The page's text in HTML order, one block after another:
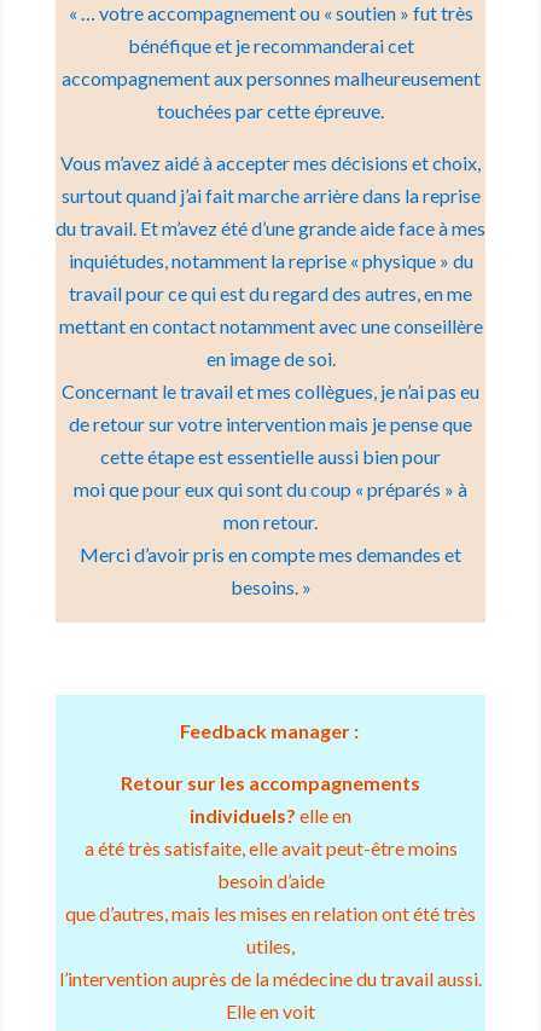
« … votre accompagnement ou « soutien » fut très
bénéfique et je recommanderai cet
accompagnement aux personnes malheureusement
touchées par cette épreuve.
Vous m’avez aidé à accepter mes décisions et choix,
surtout quand j’ai fait marche arrière dans la reprise
du travail. Et m’avez été d’une grande aide face à mes
inquiétudes, notamment la reprise « physique » du
travail pour ce qui est du regard des autres, en me
mettant en contact notamment avec une conseillère
en image de soi.
Concernant le travail et mes collègues, je n’ai pas eu
de retour sur votre intervention mais je pense que
cette étape est essentielle aussi bien pour
moi que pour eux qui sont du coup « préparés » à
mon retour.
Merci d’avoir pris en compte mes demandes et
besoins. »
Feedback manager :
Retour sur les accompagnements
individuels? elle en
a été très satisfaite, elle avait peut-être moins
besoin d’aide
que d’autres, mais les mises en relation ont été très
utiles,
l’intervention auprès de la médecine du travail aussi.
Elle en voit